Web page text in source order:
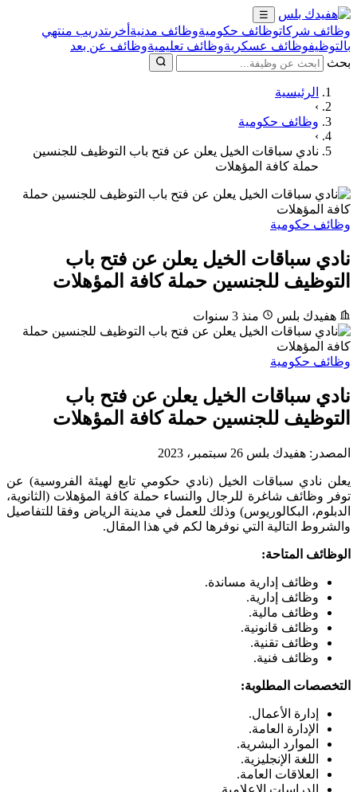
☰
وظائف شركاتوظائف حكوميةوظائف مدنية أخرىتدريب منتهي
بالتوظيفوظائف عسكريةوظائف تعليميةوظائف عن بعد
بحث
الرئيسية
›
وظائف حكومية
›
نادي سباقات الخيل يعلن عن فتح باب التوظيف للجنسين
حملة كافة المؤهلات
وظائف حكومية
نادي سباقات الخيل يعلن عن فتح باب
التوظيف للجنسين حملة كافة المؤهلات
هفيدك بلس منذ 3 سنوات
وظائف حكومية
نادي سباقات الخيل يعلن عن فتح باب
التوظيف للجنسين حملة كافة المؤهلات
المصدر: هفيدك بلس 26 سبتمبر، 2023
يعلن نادي سباقات الخيل (نادي حكومي تابع لهيئة الفروسية) عن
توفر وظائف شاغرة للرجال والنساء حملة كافة المؤهلات (الثانوية،
الدبلوم، البكالوريوس) وذلك للعمل في مدينة الرياض وفقا للتفاصيل
والشروط التالية التي نوفرها لكم في هذا المقال.
الوظائف المتاحة:
وظائف إدارية مساندة.
وظائف إدارية.
وظائف مالية.
وظائف قانونية.
وظائف تقنية.
وظائف فنية.
التخصصات المطلوبة:
إدارة الأعمال.
الإدارة العامة.
الموارد البشرية.
اللغة الإنجليزية.
العلاقات العامة.
الدراسات الإعلامية.